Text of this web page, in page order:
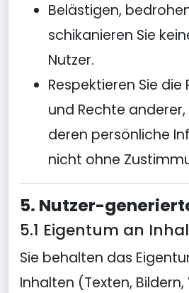
Belästigen,
schikanieren Sie
Nutzer.
Respektieren Sie
und Rechte anderer,
deren persönliche
nicht ohne
5. Nutzer-
5.1 Eigentum an
Sie behalten das
Inhalten (Texten,